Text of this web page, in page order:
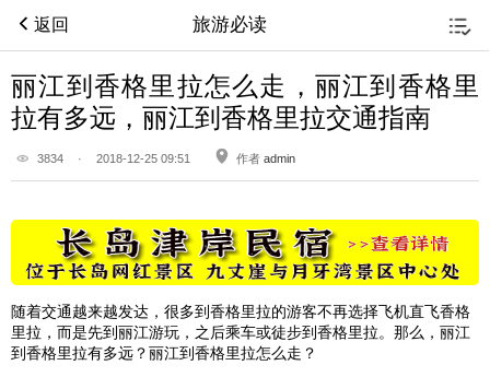
返回 旅游必读
丽江到香格里拉怎么走，丽江到香格里
拉有多远，丽江到香格里拉交通指南
3834 · 2018-12-25 09:51 作者 admin
随着交通越来越发达，很多到香格里拉的游客不再选择飞机直飞香格
里拉 ，而是先到丽江游玩，之后乘车或徒步到香格里拉。那么， 丽江
到香格里拉有多远？丽江到香格里拉怎么走？